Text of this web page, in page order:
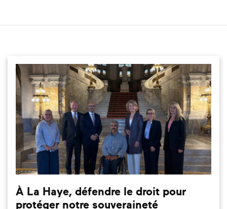
À La Haye, défendre le droit pour
protéger notre souveraineté